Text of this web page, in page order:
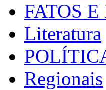
FATOS
Literatura
Regionais